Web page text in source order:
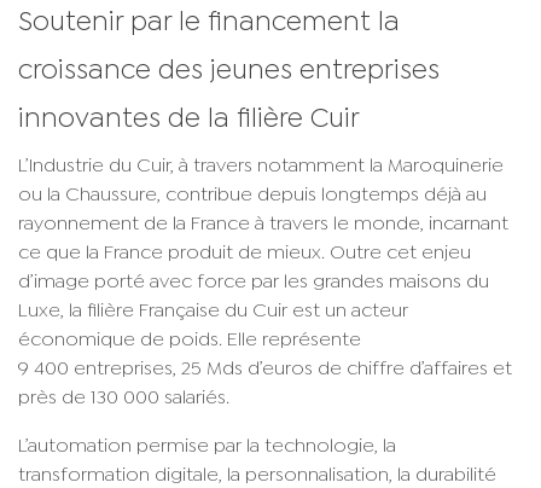
Soutenir par le financement la
croissance des jeunes entreprises
innovantes de la filière Cuir
L’Industrie du Cuir, à travers notamment la Maroquinerie
ou la Chaussure, contribue depuis longtemps déjà au
rayonnement de la France à travers le monde, incarnant
ce que la France produit de mieux. Outre cet enjeu
d’image porté avec force par les grandes maisons du
Luxe, la filière Française du Cuir est un acteur
économique de poids. Elle représente
9 400 entreprises, 25 Mds d’euros de chiffre d’affaires et
près de 130 000 salariés.
L’automation permise par la technologie, la
transformation digitale, la personnalisation, la durabilité